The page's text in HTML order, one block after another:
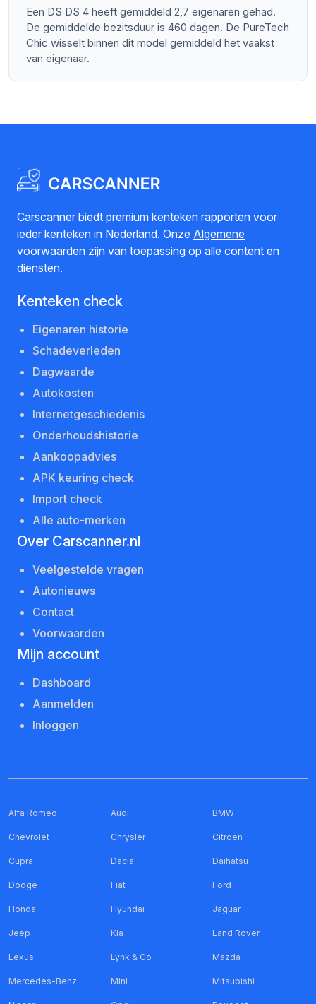
Een DS DS 4 heeft gemiddeld 2,7 eigenaren gehad.
De gemiddelde bezitsduur is 460 dagen. De PureTech
Chic wisselt binnen dit model gemiddeld het vaakst
van eigenaar.
Carscanner biedt premium kenteken rapporten voor
ieder kenteken in Nederland. Onze Algemene
voorwaarden zijn van toepassing op alle content en
diensten.
Kenteken check
Eigenaren historie
Schadeverleden
Dagwaarde
Autokosten
Internetgeschiedenis
Onderhoudshistorie
Aankoopadvies
APK keuring check
Import check
Alle auto-merken
Over Carscanner.nl
Veelgestelde vragen
Autonieuws
Contact
Voorwaarden
Mijn account
Dashboard
Aanmelden
Inloggen
Alfa Romeo Audi BMW
Chevrolet Chrysler Citroen
Cupra Dacia Daihatsu
Dodge Fiat Ford
Honda Hyundai Jaguar
Jeep Kia Land Rover
Lexus Lynk & Co Mazda
Mercedes-Benz Mini Mitsubishi